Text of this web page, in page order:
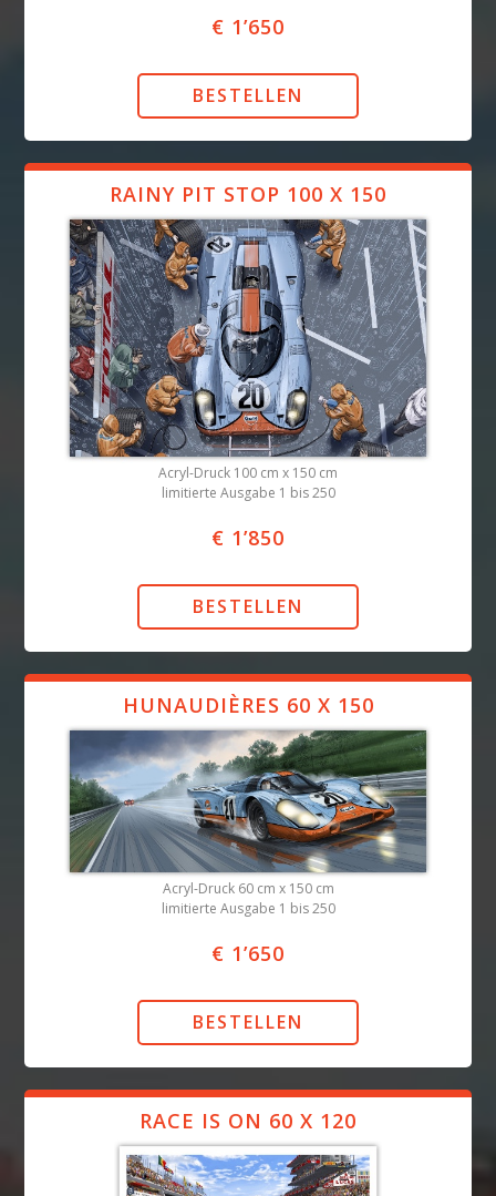
€ 1’650
RAINY PIT STOP 100 X 150
Acryl-Druck 100 cm x 150 cm
limitierte Ausgabe 1 bis 250
€ 1’850
HUNAUDIÈRES 60 X 150
Acryl-Druck 60 cm x 150 cm
limitierte Ausgabe 1 bis 250
€ 1’650
RACE IS ON 60 X 120